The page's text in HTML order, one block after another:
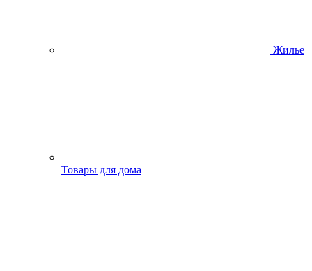
Жилье
Товары для дома